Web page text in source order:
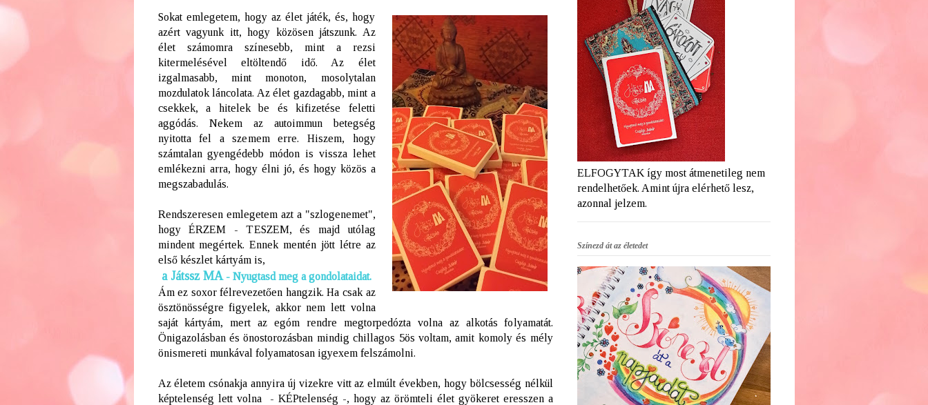
Sokat emlegetem, hogy az élet játék, és, hogy
azért vagyunk itt, hogy közösen játszunk. Az
élet számomra színesebb, mint a rezsi
kitermelésével eltöltendő idő. Az élet
izgalmasabb, mint monoton, mosolytalan
mozdulatok láncolata. Az élet gazdagabb, mint a
csekkek, a hitelek be és kifizetése feletti
aggódás. Nekem az autoimmun betegség
nyitotta fel a szemem erre. Hiszem, hogy
számtalan gyengédebb módon is vissza lehet
emlékezni arra, hogy élni jó, és hogy közös a
megszabadulás.
Rendszeresen emlegetem azt a "szlogenemet",
hogy ÉRZEM - TESZEM, és majd utólag
mindent megértek. Ennek mentén jött létre az
első készlet kártyám is,
a Játssz MA- Nyugtasd meg a gondolataidat.
Ám ez soxor félrevezetően hangzik.Ha csak az
ösztönösségre figyelek, akkor nem lett volna
saját kártyám, mert az egóm rendre megtorpedózta volna az alkotás folyamatát.
Önigazolásban és önostorozásban mindig chillagos 5ös voltam, amit komoly és mély
önismereti munkával folyamatosan igyexem felszámolni.
Az életem csónakja annyira új vizekre vitt az elmúlt években, hogy bölcsesség nélkül
képtelenség lett volna - KÉPtelenség -, hogy az örömteli élet gyökeret eresszen a
ELFOGYTAK így most átmenetileg nem
rendelhetőek. Amint újra elérhető lesz,
azonnal jelzem.
Színezd át az életedet